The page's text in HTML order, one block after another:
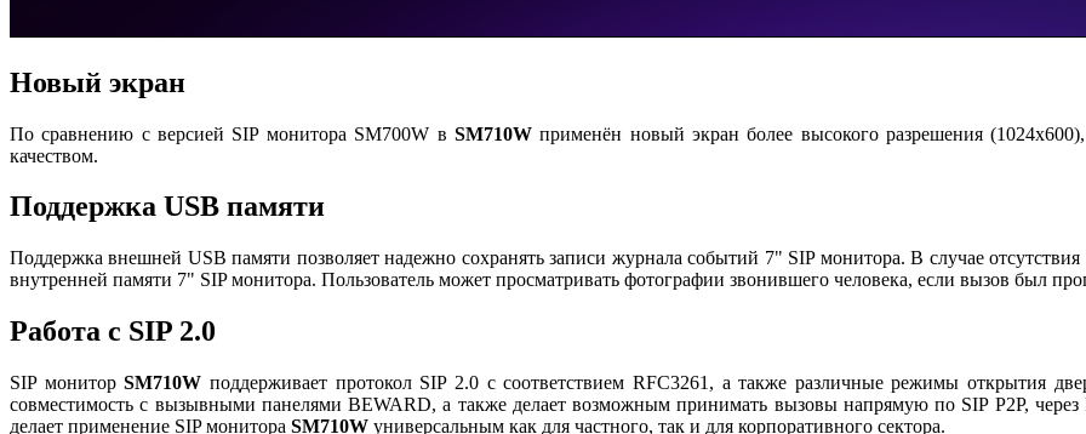
Новый экран
По сравнению с версией SIP монитора SM700W в SM710Wприменён новый экран более высокого разрешения
качеством.
Поддержка USB памяти
Поддержка внешней USB памяти позволяет надежно сохранять записи журнала событий 7" SIP монитора. В случае
внутренней памяти 7" SIP монитора. Пользователь может просматривать фотографии звонившего человека, если вызов был
Работа с SIP 2.0
SIP мониторSM710W поддерживает протокол SIP 2.0 с соответствием RFC3261, а также различные режимы открытия
совместимость с вызывными панелями BEWARD, а также делает возможным принимать вызовы напрямую по SIP P2P,
делает применение SIP монитора SM710W универсальным как для частного, так и для корпоративного сектора.